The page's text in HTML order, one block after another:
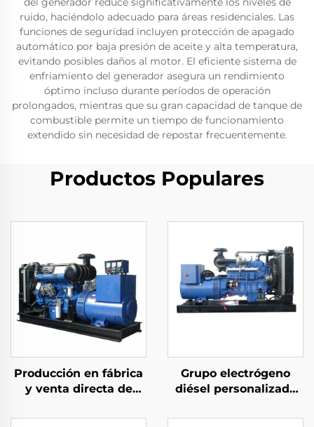
ruido, haciéndolo adecuado para áreas residenciales. Las
funciones de seguridad incluyen protección de apagado
automático por baja presión de aceite y alta temperatura,
evitando posibles daños al motor. El eficiente sistema de
enfriamiento del generador asegura un rendimiento
óptimo incluso durante períodos de operación
prolongados, mientras que su gran capacidad de tanque de
combustible permite un tiempo de funcionamiento
extendido sin necesidad de repostar frecuentemente.
Productos Populares
Producción en fábrica
y venta directa de
diésel Ricardo de alto
Grupo electrógeno
diésel personalizado
combustible y